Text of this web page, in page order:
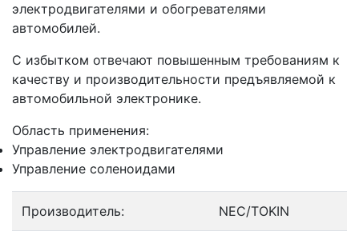
электродвигателями и обогревателями
автомобилей.
С избытком отвечают повышенным требованиям к
качеству и производительности предъявляемой к
автомобильной электронике.
Область применения:
Управление электродвигателями
Управление соленоидами
Производитель: NEC/TOKIN